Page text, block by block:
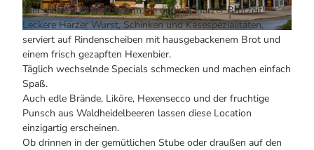
Bogenschiessen in Hohegeiss
Noch lange nicht Schicht im Schacht
Die Eisflüsterer: Harzer Falken
Wanderführer Jörg Kühnhold
Alle Infos auf einen Blick
Webcams
Informationen für Gastgeberinnen
Kulinarik
Einkaufen
Webcams
© Joachim Klaeden, MutTi | CC-BY-NC-ND
Hier gibt es unter Anderem die original Harzer Brotzeit!
Leckere Harzer Wurst, Schinken und Käsespezialitäten,
serviert auf Rindenscheiben mit hausgebackenem Brot und
einem frisch gezapften Hexenbier.
Täglich wechselnde Specials schmecken und machen einfach
Spaß.
Auch edle Brände, Liköre, Hexensecco und der fruchtige
Punsch aus Waldheidelbeeren lassen diese Location
einzigartig erscheinen.
Ob drinnen in der gemütlichen Stube oder draußen auf den